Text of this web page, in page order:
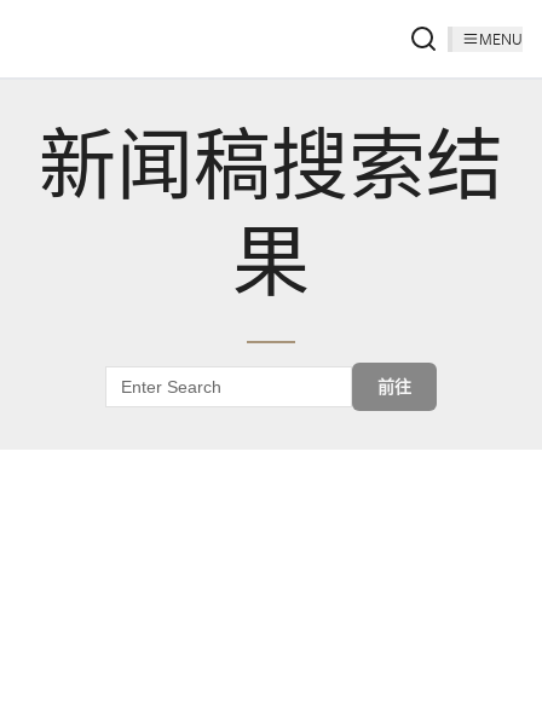
MENU
新闻稿搜索结
果
前往